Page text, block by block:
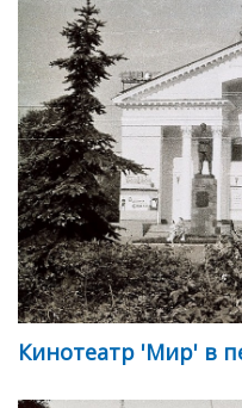
Кинотеатр 'Мир' в